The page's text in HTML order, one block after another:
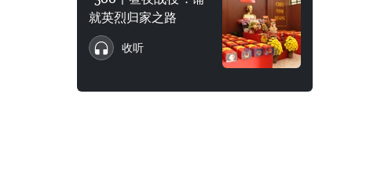
就英烈归家之路
收听